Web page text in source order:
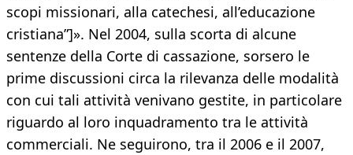
scopi missionari, alla catechesi, all’educazione
cristiana”]». Nel 2004, sulla scorta di alcune
sentenze della Corte di cassazione, sorsero le
prime discussioni circa la rilevanza delle modalità
con cui tali attività venivano gestite, in particolare
riguardo al loro inquadramento tra le attività
commerciali. Ne seguirono, tra il 2006 e il 2007,